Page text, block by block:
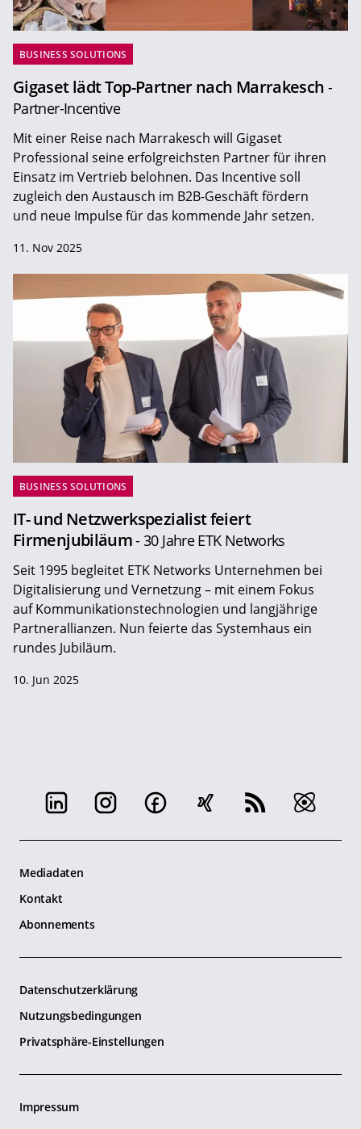
BUSINESS SOLUTIONS
Gigaset lädt Top-Partner nach Marrakesch -
Partner-Incentive
Mit einer Reise nach Marrakesch will Gigaset
Professional seine erfolgreichsten Partner für ihren
Einsatz im Vertrieb belohnen. Das Incentive soll
zugleich den Austausch im B2B-Geschäft fördern
und neue Impulse für das kommende Jahr setzen.
11. Nov 2025
BUSINESS SOLUTIONS
IT- und Netzwerkspezialist feiert
Firmenjubiläum- 30 Jahre ETK Networks
Seit 1995 begleitet ETK Networks Unternehmen bei
Digitalisierung und Vernetzung – mit einem Fokus
auf Kommunikationstechnologien und langjährige
Partnerallianzen. Nun feierte das Systemhaus ein
rundes Jubiläum.
10. Jun 2025
Mediadaten
Kontakt
Abonnements
Datenschutzerklärung
Nutzungsbedingungen
Privatsphäre-Einstellungen
Impressum